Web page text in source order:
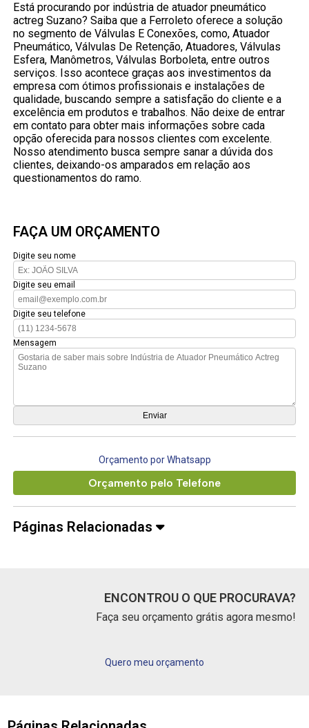
Está procurando por indústria de atuador pneumático
actreg Suzano? Saiba que a Ferroleto oferece a solução
no segmento de Válvulas E Conexões, como, Atuador
Pneumático, Válvulas De Retenção, Atuadores, Válvulas
Esfera, Manômetros, Válvulas Borboleta, entre outros
serviços. Isso acontece graças aos investimentos da
empresa com ótimos profissionais e instalações de
qualidade, buscando sempre a satisfação do cliente e a
excelência em produtos e trabalhos. Não deixe de entrar
em contato para obter mais informações sobre cada
opção oferecida para nossos clientes com excelente.
Nosso atendimento busca sempre sanar a dúvida dos
clientes, deixando-os amparados em relação aos
questionamentos do ramo.
FAÇA UM ORÇAMENTO
Digite seu nome
Digite seu email
Digite seu telefone
Mensagem
Orçamento por Whatsapp
Orçamento pelo Telefone
Páginas Relacionadas
ENCONTROU O QUE PROCURAVA?
Faça seu orçamento grátis agora mesmo!
Quero meu orçamento